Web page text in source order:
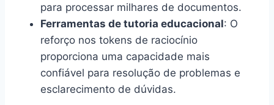
para processar milhares de documentos.
Ferramentas de tutoria educacional: O
reforço nos tokens de raciocínio
proporciona uma capacidade mais
confiável para resolução de problemas e
esclarecimento de dúvidas.